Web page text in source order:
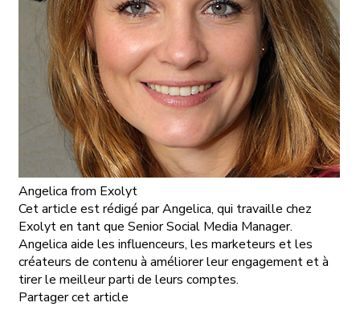
Angelica from Exolyt
Cet article est rédigé par Angelica, qui travaille chez
Exolyt en tant que Senior Social Media Manager.
Angelica aide les influenceurs, les marketeurs et les
créateurs de contenu à améliorer leur engagement et à
tirer le meilleur parti de leurs comptes.
Partager cet article